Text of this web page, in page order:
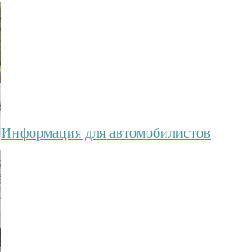
Информация для автомобилистов